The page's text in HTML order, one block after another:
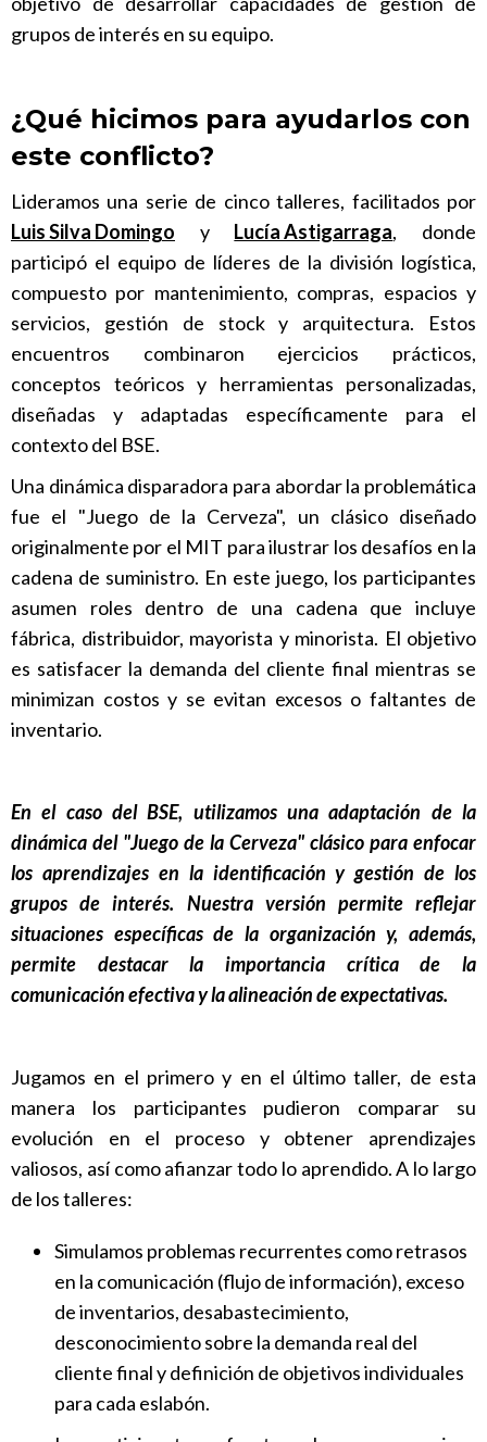
grupos de interés en su equipo.
¿Qué hicimos para ayudarlos con
este conflicto?
Lideramos una serie de cinco talleres, facilitados por
Luis Silva Domingo y Lucía Astigarraga, donde
participó el equipo de líderes de la división logística,
compuesto por mantenimiento, compras, espacios y
servicios, gestión de stock y arquitectura. Estos
encuentros combinaron ejercicios prácticos,
conceptos teóricos y herramientas personalizadas,
diseñadas y adaptadas específicamente para el
contexto del BSE.
Una dinámica disparadora para abordar la problemática
fue el "Juego de la Cerveza", un clásico diseñado
originalmente por el MIT para ilustrar los desafíos en la
cadena de suministro. En este juego, los participantes
asumen roles dentro de una cadena que incluye
fábrica, distribuidor, mayorista y minorista. El objetivo
es satisfacer la demanda del cliente final mientras se
minimizan costos y se evitan excesos o faltantes de
inventario.
En el caso del BSE, utilizamos una adaptación de la
dinámica del "Juego de la Cerveza" clásico para enfocar
los aprendizajes en la identificación y gestión de los
grupos de interés. Nuestra versión permite reflejar
situaciones específicas de la organización y, además,
permite destacar la importancia crítica de la
comunicación efectiva y la alineación de expectativas.
Jugamos en el primero y en el último taller, de esta
manera los participantes pudieron comparar su
evolución en el proceso y obtener aprendizajes
valiosos, así como afianzar todo lo aprendido. A lo largo
de los talleres:
Simulamos problemas recurrentes como retrasos
en la comunicación (flujo de información), exceso
de inventarios, desabastecimiento,
desconocimiento sobre la demanda real del
cliente final y definición de objetivos individuales
para cada eslabón.